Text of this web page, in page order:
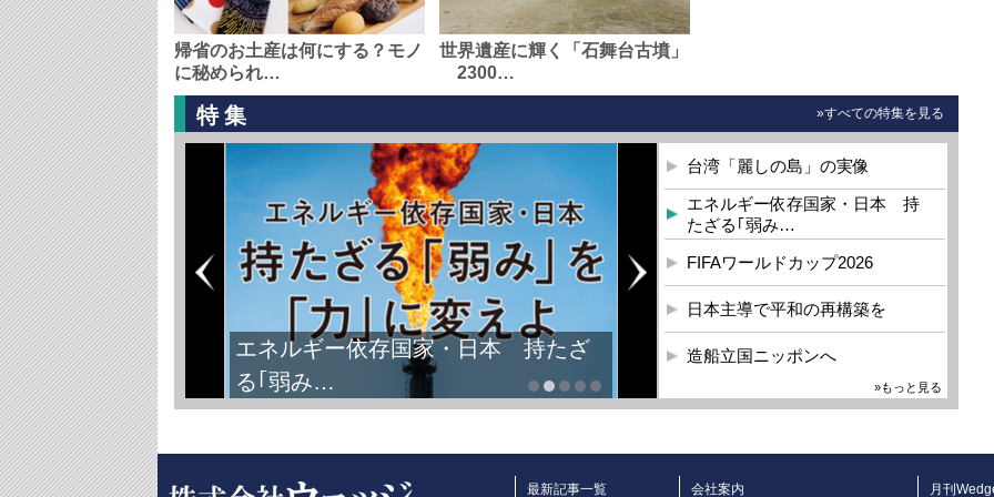
帰省のお土産は何にする？モノ
に秘められ…
世界遺産に輝く「石舞台古墳」
2300…
特集 »すべての特集を見る
エネルギー依存国家・日本 持たざ
る｢弱み…
台湾「麗しの島」の実像
エネルギー依存国家・日本 持
たざる｢弱み…
FIFAワールドカップ2026
日本主導で平和の再構築を
造船立国ニッポンへ
»もっと見る
最新記事一覧 会社案内 月刊